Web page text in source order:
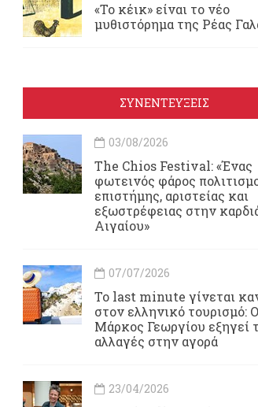
«Το κέικ» είναι το νέο
μυθιστόρημα της Ρέας
ΣΥΝΕΝΤΕΥΞΕΙΣ
03/08/2026
Τhe Chios Festival: «Ένας
φωτεινός φάρος
επιστήμης, αριστείας και
εξωστρέφειας στην
Αιγαίου»
07/07/2026
Το last minute γίνεται
στον ελληνικό τουρισμό: Ο
Μάρκος Γεωργίου εξηγεί
αλλαγές στην αγορά
23/04/2026